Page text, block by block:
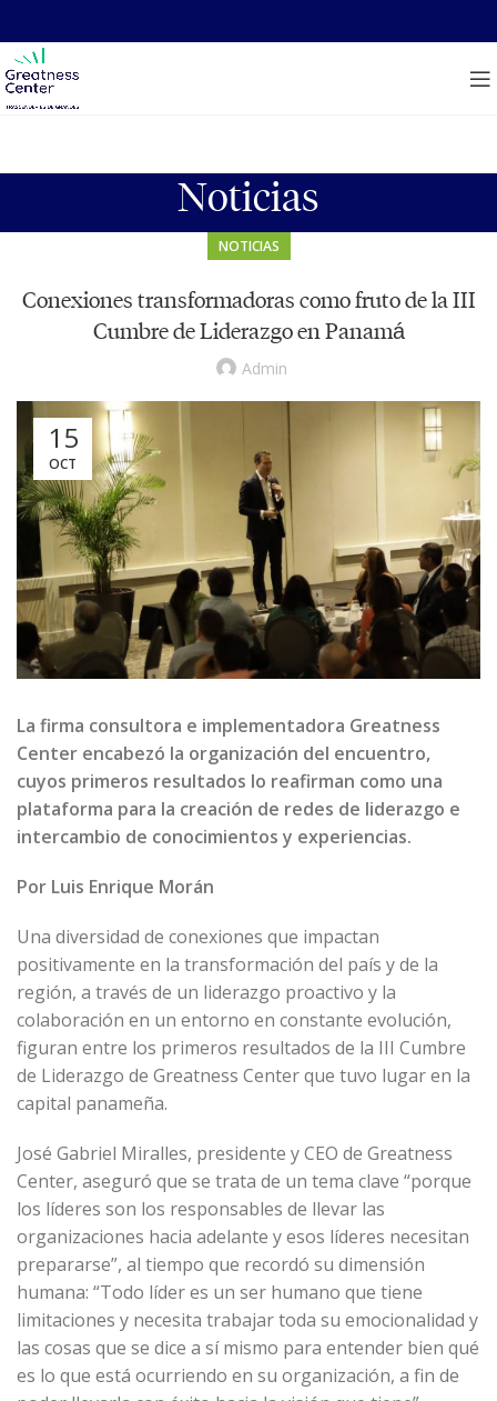
Noticias
NOTICIAS
Conexiones transformadoras como fruto de la III
Cumbre de Liderazgo en Panamá
Admin
15
OCT
La firma consultora e implementadora Greatness
Center encabezó la organización del encuentro,
cuyos primeros resultados lo reafirman como una
plataforma para la creación de redes de liderazgo e
intercambio de conocimientos y experiencias.
Por Luis Enrique Morán
Una diversidad de conexiones que impactan
positivamente en la transformación del país y de la
región, a través de un liderazgo proactivo y la
colaboración en un entorno en constante evolución,
figuran entre los primeros resultados de la III Cumbre
de Liderazgo de Greatness Center que tuvo lugar en la
capital panameña.
José Gabriel Miralles, presidente y CEO de Greatness
Center, aseguró que se trata de un tema clave “porque
los líderes son los responsables de llevar las
organizaciones hacia adelante y esos líderes necesitan
prepararse”, al tiempo que recordó su dimensión
humana: “Todo líder es un ser humano que tiene
limitaciones y necesita trabajar toda su emocionalidad y
las cosas que se dice a sí mismo para entender bien qué
es lo que está ocurriendo en su organización, a fin de